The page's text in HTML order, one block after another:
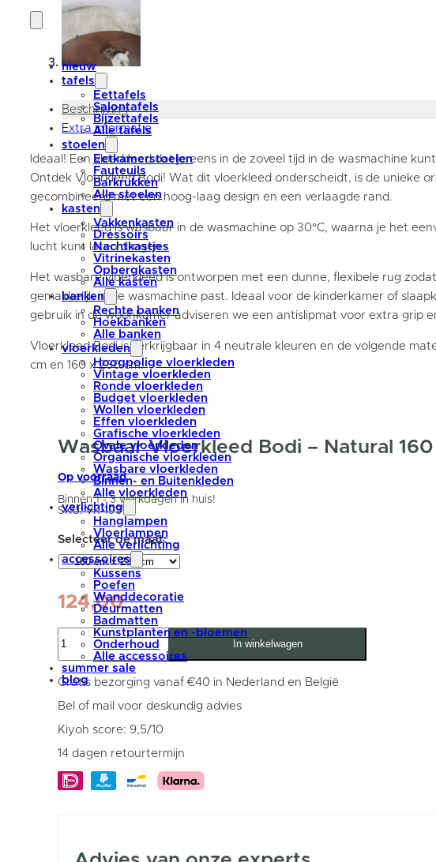
nieuw
tafels
Eettafels
Salontafels
Bijzettafels
Alle tafels
stoelen
Eetkamerstoelen
Fauteuils
Barkrukken
Alle stoelen
kasten
Vakkenkasten
Dressoirs
Nachtkastjes
Vitrinekasten
Opbergkasten
Alle kasten
banken
Rechte banken
Hoekbanken
Alle banken
vloerkleden
Hoogpolige vloerkleden
Vintage vloerkleden
Ronde vloerkleden
Budget vloerkleden
Wollen vloerkleden
Effen vloerkleden
Grafische vloerkleden
Ovale vloerkleden
Organische vloerkleden
Wasbare vloerkleden
Binnen- en Buitenkleden
Alle vloerkleden
verlichting
Hanglampen
Vloerlampen
Alle verlichting
accessoires
Kussens
Poefen
Wanddecoratie
Deurmatten
Badmatten
Kunstplanten en -bloemen
Onderhoud
Alle accessoires
summer sale
blog
Beschrijving
Extra informatie
Ideaal! Een vloerkleed dat je eens in de zoveel tijd in de wasmachine
Ontdek Vloerkleed Bodi! Wat dit vloerkleed onderscheidt, is de unieke
gecombineerd met een hoog-laag design en een verlaagde rand.
Het vloerkleed is wasbaar in de wasmachine op 30°C, waarna je het
lucht kunt laten drogen.
Het wasbare vloerkleed is ontworpen met een dunne, flexibele rug
gemakkelijk in de wasmachine past. Ideaal voor de kinderkamer of
gebruik in de woonkamer adviseren we een antislipmat voor extra grip
Vloerkleed Bodi is verkrijgbaar in 4 neutrale kleuren en de volgende
cm en 160 x 230 cm.
Wasbaar Vloerkleed Bodi – Natural
Op voorraad
Binnen 1 - 3 werkdagen in huis!
SKU:VK-19375
124,00
Wasbaar
Vloerkleed
Bodi
Natural
x
cm
aantal
In winkelwagen
Gratis bezorging vanaf €40 in Nederland en België
Bel of mail voor deskundig advies
Kiyoh score: 9,5/10
14 dagen retourtermijn